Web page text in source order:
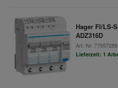
Hager FI/LS-
ADZ316D
Art.-Nr. 77957288
Lieferzeit: 1